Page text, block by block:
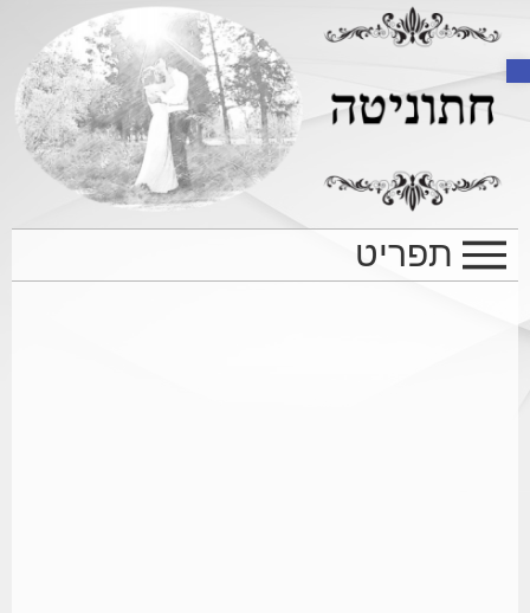
Open toolbar
תפריט